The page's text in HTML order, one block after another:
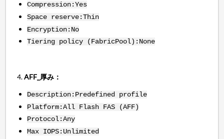
Compression:Yes
Space reserve:Thin
Encryption:No
Tiering policy (FabricPool):None
4.AFF_厚み：
Description:Predefined profile
Platform:All Flash FAS (AFF)
Protocol:Any
Max IOPS:Unlimited